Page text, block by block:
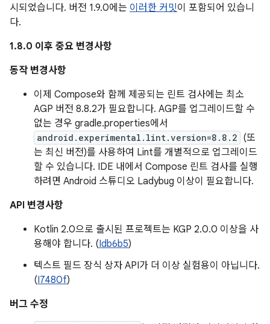
시되었습니다. 버전 1.9.0에는 이러한 커밋이 포함되어 있습니
다.
1.8.0 이후 중요 변경사항
동작 변경사항
이제 Compose와 함께 제공되는 린트 검사에는 최소
AGP 버전 8.8.2가 필요합니다. AGP를 업그레이드할 수
없는 경우 gradle.properties에서
android.experimental.lint.version=8.8.2 (또
는 최신 버전)를 사용하여 Lint를 개별적으로 업그레이드
할 수 있습니다. IDE 내에서 Compose 린트 검사를 실행
하려면 Android 스튜디오 Ladybug 이상이 필요합니다.
API 변경사항
Kotlin 2.0으로 출시된 프로젝트는 KGP 2.0.0 이상을 사
용해야 합니다. (Idb6b5)
텍스트 필드 장식 상자 API가 더 이상 실험용이 아닙니다.
(I7480f)
버그 수정